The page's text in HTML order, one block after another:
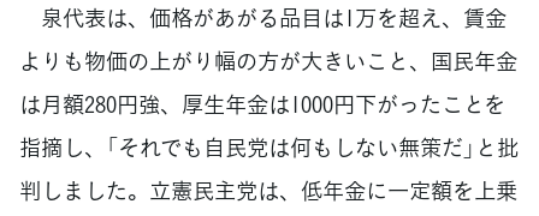
泉代表は、価格があがる品目は1万を超え、賃金
よりも物価の上がり幅の方が大きいこと、国民年金
は月額280円強、厚生年金は1000円下がったことを
指摘し、「それでも自民党は何もしない無策だ」と批
判しました。立憲民主党は、低年金に一定額を上乗